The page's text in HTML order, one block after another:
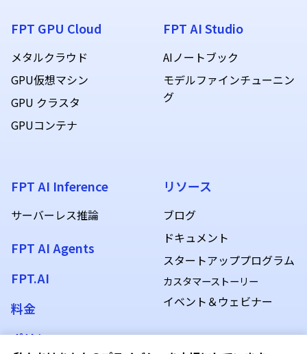
FPT GPU Cloud
メタルクラウド
GPU仮想マシン
GPU クラスタ
GPUコンテナ
FPT AI Studio
AIノートブック
モデルファインチューニン
グ
FPT AI Inference
サーバーレス推論
FPT AI Agents
FPT.AI
料金
ポリシー
リソース
ブログ
ドキュメント
スタートアッププログラム
カスタマーストーリー
イベント＆ウェビナー